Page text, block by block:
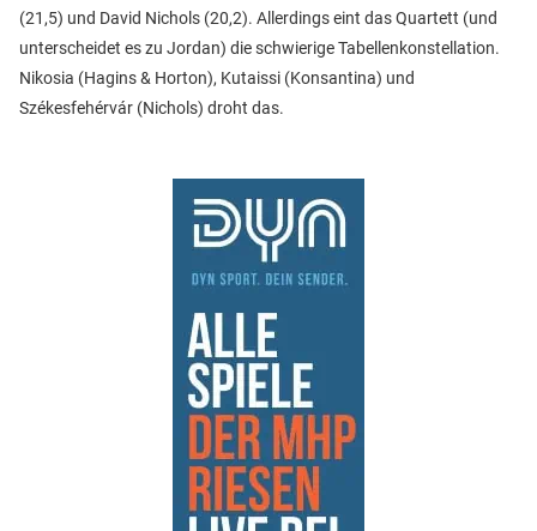
(21,5) und David Nichols (20,2). Allerdings eint das Quartett (und
unterscheidet es zu Jordan) die schwierige Tabellenkonstellation.
Nikosia (Hagins & Horton), Kutaissi (Konsantina) und
Székesfehérvár (Nichols) droht das.